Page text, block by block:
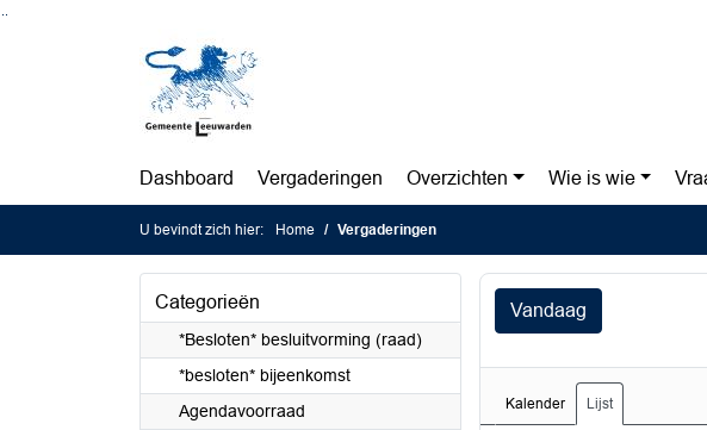
Dashboard Vergaderingen Overzichten Wie is wie
U bevindt zich hier: Home Vergaderingen
Categorieën
*Besloten* besluitvorming (raad)
*besloten* bijeenkomst
Agendavoorraad
Vandaag
Kalender Lijst